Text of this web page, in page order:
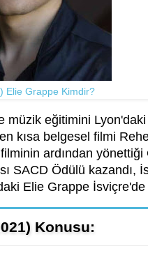
Elie Grappe Kimdir?
müzik eğitimini
kısa belgesel filmi
ardından
SACD Ödülü kazandı,
Elie Grappe İsviçre'de
Konusu: